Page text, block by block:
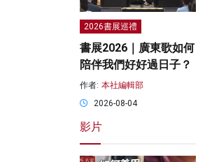
2026書展巡禮
書展2026｜廣東歌如何
陪伴我們好好過日子？
作者: 本社編輯部
2026-08-04
影片